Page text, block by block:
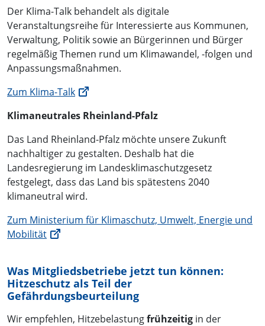
Der Klima-Talk behandelt als digitale
Veranstaltungsreihe für Interessierte aus Kommunen,
Verwaltung, Politik sowie an Bürgerinnen und Bürger
regelmäßig Themen rund um Klimawandel, -folgen und
Anpassungsmaßnahmen.
Zum Klima-Talk
Klimaneutrales Rheinland-Pfalz
Das Land Rheinland-Pfalz möchte unsere Zukunft
nachhaltiger zu gestalten. Deshalb hat die
Landesregierung im Landesklimaschutzgesetz
festgelegt, dass das Land bis spätestens 2040
klimaneutral wird.
Zum Ministerium für Klimaschutz, Umwelt, Energie und
Mobilität
Was Mitgliedsbetriebe jetzt tun können:
Hitzeschutz als Teil der
Gefährdungsbeurteilung
Wir empfehlen, Hitzebelastungfrühzeitig in der